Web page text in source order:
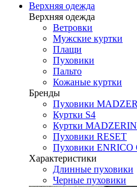
Верхняя одежда
Верхняя одежда
Ветровки
Мужские куртки
Плащи
Пуховики
Пальто
Кожаные куртки
Бренды
Пуховики
Куртки S4
Куртки
Пуховики RESET
Пуховики ENRICO
Характеристики
Длинные пуховики
Черные пуховики